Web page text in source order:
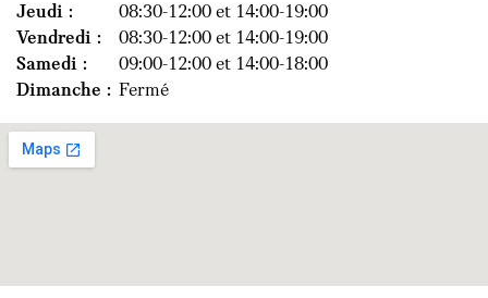
Jeudi :
08:30-12:00 et 14:00-19:00
Vendredi :
08:30-12:00 et 14:00-19:00
Samedi :
09:00-12:00 et 14:00-18:00
Dimanche : Fermé